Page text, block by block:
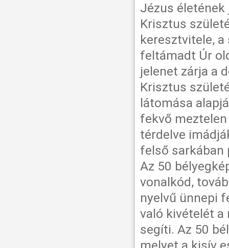
Jézus
Krisztus
keresztvitele,
feltámadt Úr
jelenet zárja a
Krisztus
látomása
fekvő
térdelve
felső sarkában
Az 50
vonalkód,
nyelvű ünnepi
való kivételét
segíti. Az 50